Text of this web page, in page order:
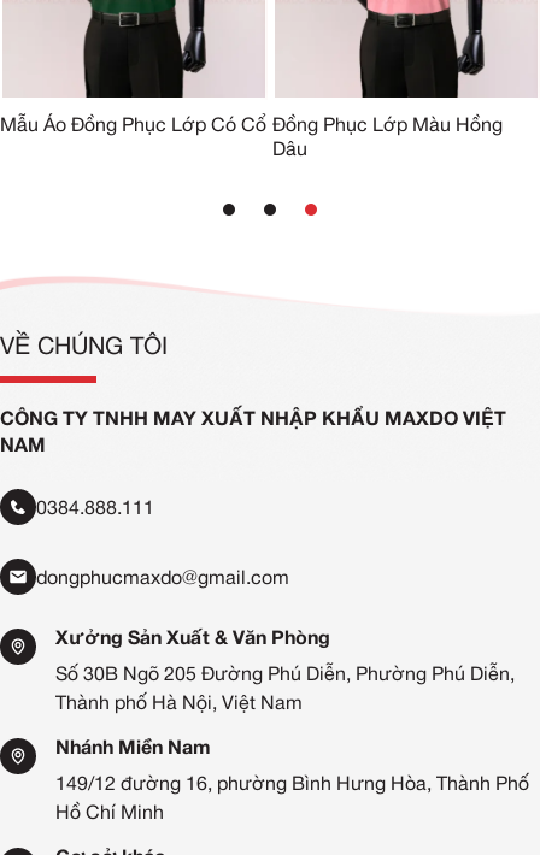
Mẫu Áo Đồng Phục Lớp Có Cổ Đồng Phục Lớp Màu Hồng
Dâu
VỀ CHÚNG TÔI
CÔNG TY TNHH MAY XUẤT NHẬP KHẨU MAXDO VIỆT
NAM
0384.888.111
dongphucmaxdo@gmail.com
Xưởng Sản Xuất & Văn Phòng
Số 30B Ngõ 205 Đường Phú Diễn, Phường Phú Diễn,
Thành phố Hà Nội, Việt Nam
Nhánh Miền Nam
149/12 đường 16, phường Bình Hưng Hòa, Thành Phố
Hồ Chí Minh